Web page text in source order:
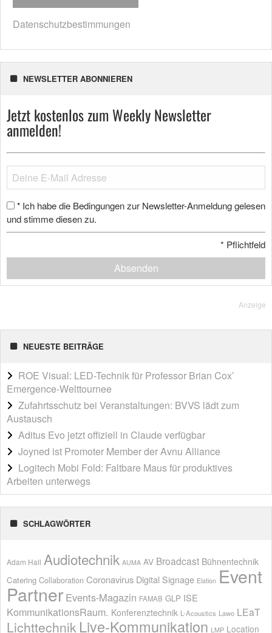
Datenschutzbestimmungen
NEWSLETTER ABONNIEREN
Jetzt kostenlos zum Weekly Newsletter
anmelden!
* Ich habe die Bedingungen zur Newsletter-Anmeldung gelesen
und stimme diesen zu.
* Pflichtfeld
Absenden
Anzeige
NEUESTE BEITRÄGE
ROE Visual: LED-Technik für Professor Brian Cox’
Emergence-Welttournee
Zufahrtsschutz bei Veranstaltungen: BVVS lädt zum
Austausch
Aditus Evo jetzt offiziell in Claude verfügbar
Joyned ist Promoter Member der Avnu Alliance
Logitech Mobi Fold: Faltbare Maus für produktives
Arbeiten unterwegs
SCHLAGWÖRTER
Adam Hall Audiotechnik AUMA AV Broadcast Bühnentechnik
Catering Collaboration Coronavirus Digital Signage Elation Event
Partner Events-Magazin FAMAB GLP ISE
KommunikationsRaum. Konferenztechnik L-Acoustics Lawo LEaT
Lichttechnik Live-Kommunikation LMP Location